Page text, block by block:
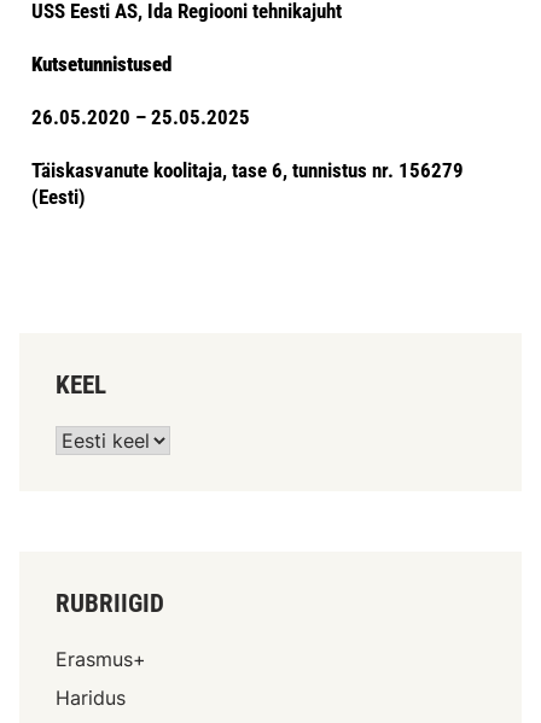
USS Eesti AS, Ida Regiooni tehnikajuht
Kutsetunnistused
26.05.2020 – 25.05.2025
Täiskasvanute koolitaja, tase 6, tunnistus nr. 156279
(Eesti)
KEEL
RUBRIIGID
Erasmus+
Haridus